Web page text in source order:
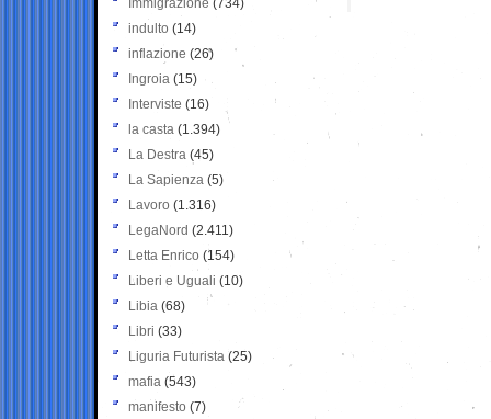
Immigrazione (734)
indulto (14)
inflazione (26)
Ingroia (15)
Interviste (16)
la casta (1.394)
La Destra (45)
La Sapienza (5)
Lavoro (1.316)
LegaNord (2.411)
Letta Enrico (154)
Liberi e Uguali (10)
Libia (68)
Libri (33)
Liguria Futurista (25)
mafia (543)
manifesto (7)